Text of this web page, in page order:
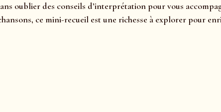
oublier des conseils d’interprétation pour vous
ce mini-recueil est une richesse à explorer pour